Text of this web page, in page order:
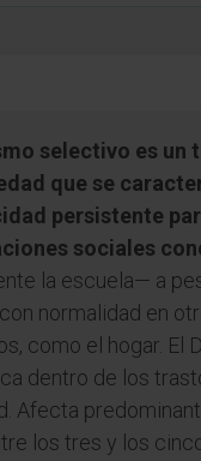
selectivo es un
que se
persistente
sociales
la escuela— a
normalidad en
como el hogar. El
dentro de los
Afecta
los tres y los